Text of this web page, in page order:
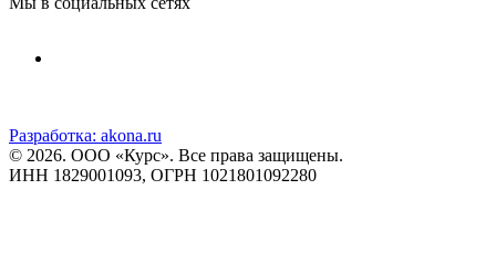
Разработка: akona.ru
© 2026. ООО «Курс». Все права защищены.
ИНН 1829001093, ОГРН 1021801092280